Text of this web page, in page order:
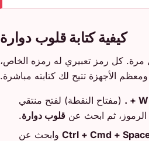
كيفية كتابة قلوب دوارة
كل رمز تعبيري له رمزه الخاص،
ومعظم الأجهزة تتيح لك كتابته مباشرة.
(مفتاح النقطة) لفتح منتقي
الرموز، ثم ابحث عن قلوب دوارة.
Ctrl + Cmd + وابحث عن